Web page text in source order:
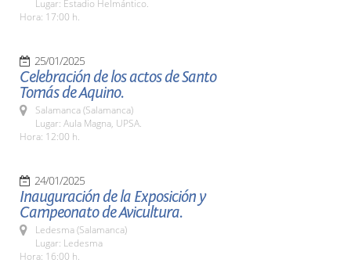
Lugar: Estadio Helmántico.
Hora: 17:00 h.
25/01/2025
Celebración de los actos de Santo
Tomás de Aquino.
Salamanca (Salamanca)
Lugar: Aula Magna, UPSA.
Hora: 12:00 h.
24/01/2025
Inauguración de la Exposición y
Campeonato de Avicultura.
Ledesma (Salamanca)
Lugar: Ledesma
Hora: 16:00 h.